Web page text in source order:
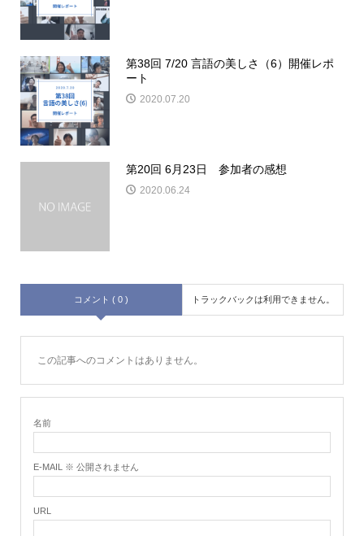
第38回 7/20 言語の美しさ（6）開催レポ
ート
2020.07.20
第20回 6月23日 参加者の感想
2020.06.24
コメント ( 0 ) トラックバックは利用できません。
この記事へのコメントはありません。
名前
E-MAIL ※ 公開されません
URL